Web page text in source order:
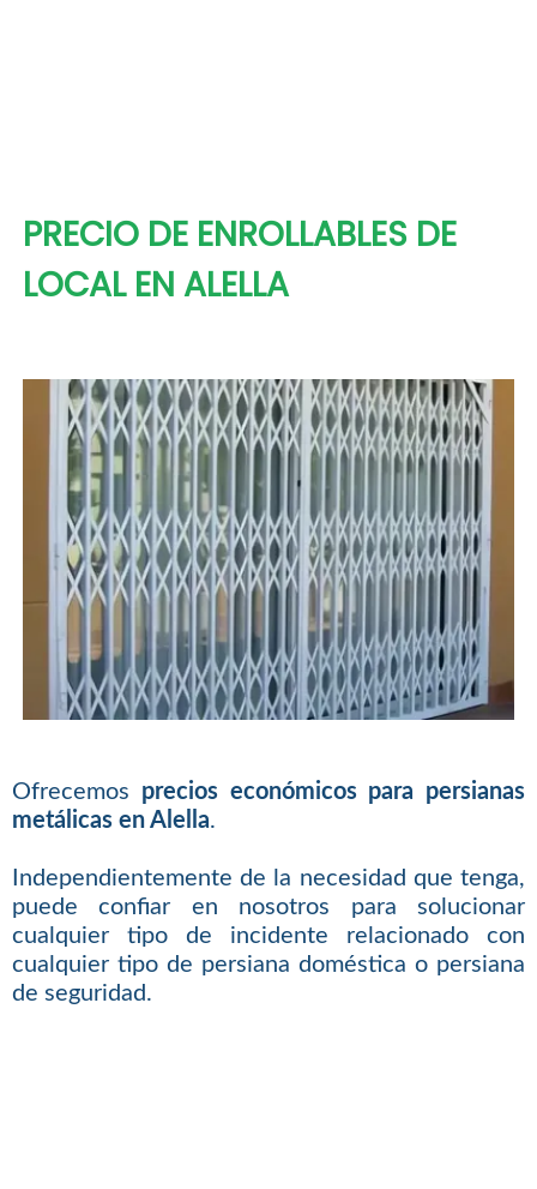
PRECIO DE ENROLLABLES DE
LOCAL EN ALELLA
Ofrecemos precios económicos para persianas
metálicas en Alella.
Independientemente de la necesidad que tenga,
puede confiar en nosotros para solucionar
cualquier tipo de incidente relacionado con
cualquier tipo de persiana doméstica o persiana
de seguridad.